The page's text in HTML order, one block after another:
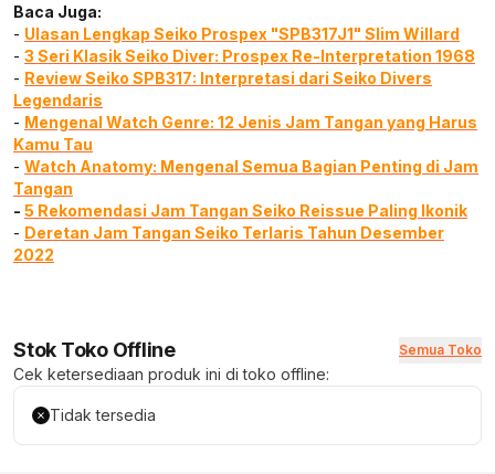
Baca Juga:
- Ulasan Lengkap Seiko Prospex "SPB317J1" Slim Willard
- 3 Seri Klasik Seiko Diver: Prospex Re-Interpretation 1968
- Review Seiko SPB317: Interpretasi dari Seiko Divers
Legendaris
- Mengenal Watch Genre: 12 Jenis Jam Tangan yang Harus
Kamu Tau
- Watch Anatomy: Mengenal Semua Bagian Penting di Jam
Tangan
- 5 Rekomendasi Jam Tangan Seiko Reissue Paling Ikonik
- Deretan Jam Tangan Seiko Terlaris Tahun Desember
2022
Stok Toko Offline Semua Toko
Cek ketersediaan produk ini di toko offline:
Tidak tersedia